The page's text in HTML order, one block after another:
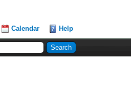
Calendar Help